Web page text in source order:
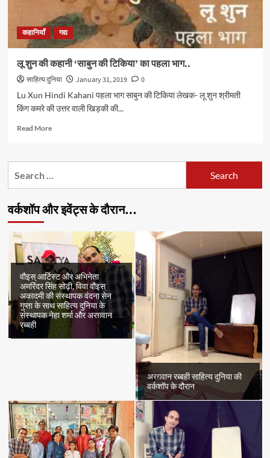
कहानियाँ गद्य
लू शुन की कहानी ‘साबुन की टिकिया’ का पहला भाग..
साहित्य दुनिया January 31, 2019
0
Lu Xun Hindi Kahani पहला भाग साबुन की टिकिया लेखक- लू शुन श्रीमती
किंग कमरे की उत्तर वाली खिड़की की...
Read MoreRead
लू
‘साबुन
टिकिया’
पहला
भाग..
वर्कशॉप और इवेंट्स के दौरान…
वौइस् आर्टिस्ट और अभिनेता
अमरिंदर सिंह सोढ़ी, विवा वौइस्
अकादमी की संस्थापक वंदना सेन
गुप्ता के साथ साहित्य दुनिया के
संस्थापक नेहा शर्मा और अरग़वान
रब्बही
अरग़वान रब्बही साहित्य दुनिया की
वर्कशॉप के दौरान